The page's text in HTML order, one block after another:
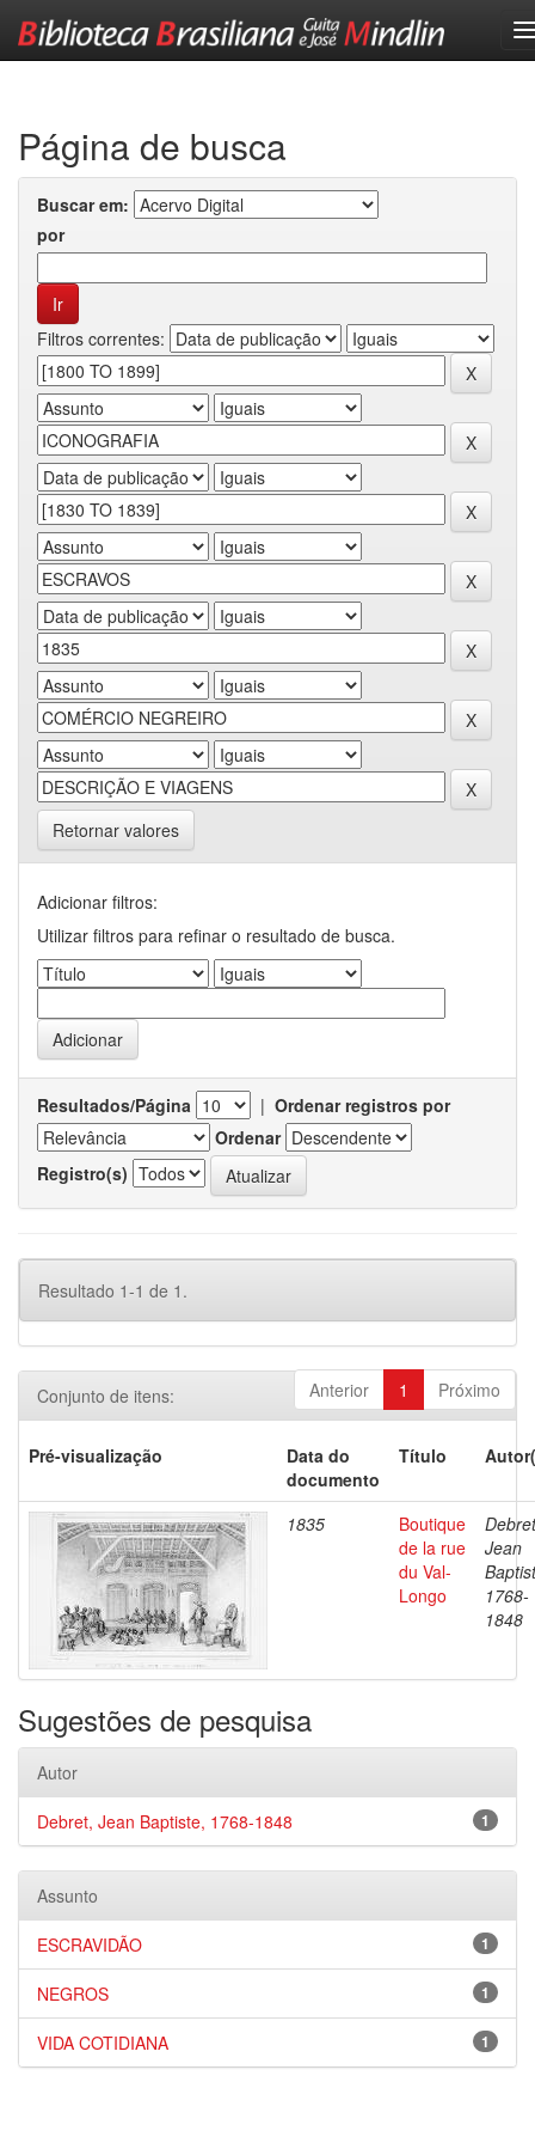
Página de busca
Buscar em:
por
Filtros correntes:
Retornar valores
Adicionar filtros:
Utilizar filtros para refinar o resultado de busca.
Resultados/Página | Ordenar registros por
Ordenar
Registro(s)
Resultado 1-1 de 1.
Anterior 1 Próximo
Conjunto de itens:
Pré-visualização
Data do
documento
Título
1835
Boutique
de la rue
du Val-
Longo
Jean
1768-
1848
Sugestões de pesquisa
Autor
1
Debret, Jean Baptiste, 1768-1848
Assunto
1
ESCRAVIDÃO
1
NEGROS
1
VIDA COTIDIANA